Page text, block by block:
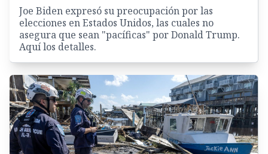
Joe Biden expresó su preocupación por las
elecciones en Estados Unidos, las cuales no
asegura que sean "pacíficas" por Donald Trump.
Aquí los detalles.